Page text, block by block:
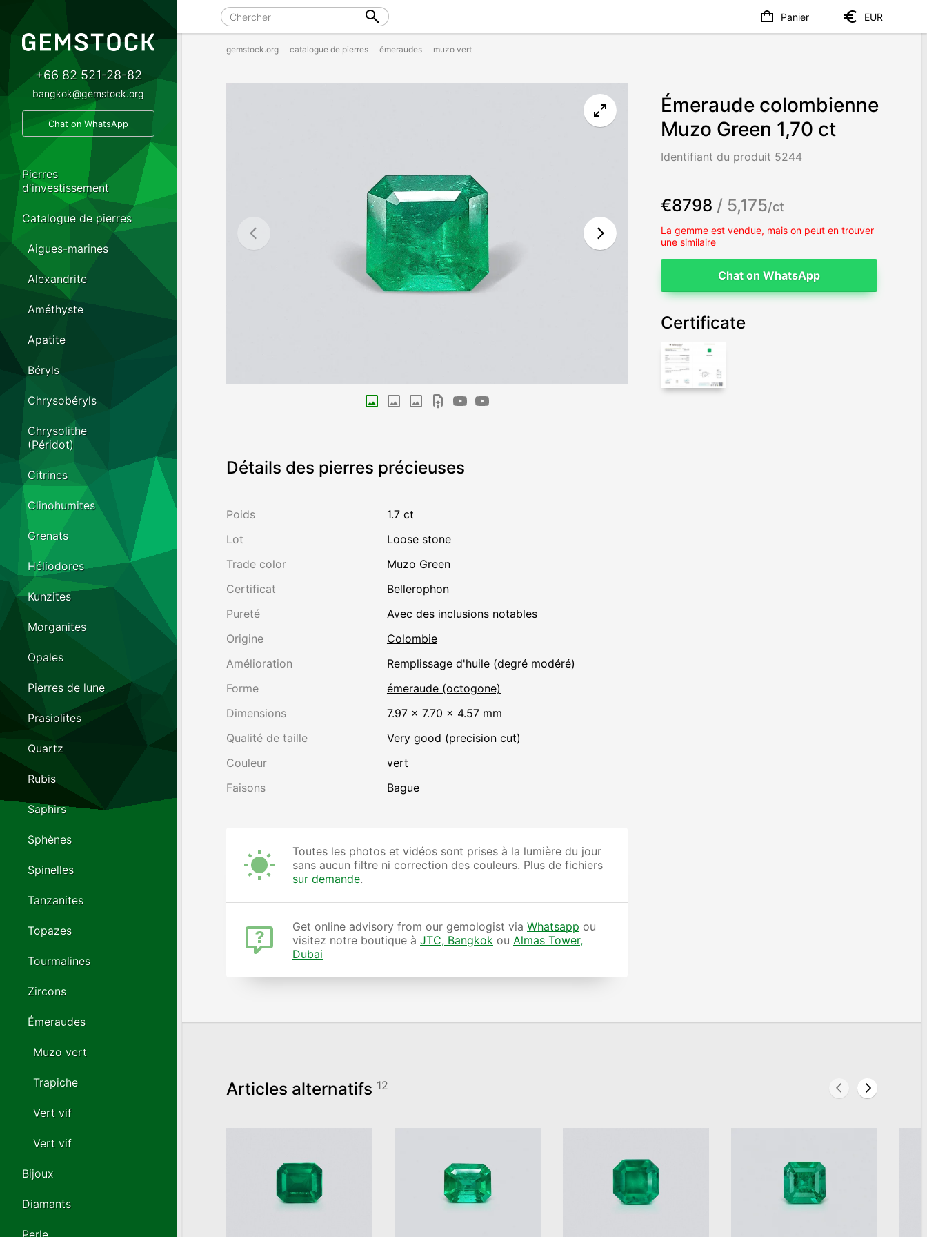
gemstock.org catalogue de pierres émeraudes muzo vert
Émeraude colombienne
Muzo Green 1,70 ct
Identifiant du produit 5244
€8798 / 5,175/ct
La gemme est vendue, mais on peut en trouver
une similaire
Chat on WhatsApp
Certificate
Détails des pierres précieuses
Poids
1.7 ct
Lot
Loose stone
Trade color
Muzo Green
Certificat
Bellerophon
Pureté
avec des inclusions notables
Origine
Colombie
Amélioration
remplissage d'huile (degré modéré)
Forme
émeraude (octogone)
Dimensions
7.97 × 7.70 × 4.57 mm
Qualité de taille
Very good (precision cut)
Couleur
vert
Faisons
Bague
Toutes les photos et vidéos sont prises à la lumière du jour
sans aucun filtre ni correction des couleurs. Plus de fichiers
sur demande.
Get online advisory from our gemologist via Whatsapp ou
visitez notre boutique à JTC, Bangkok ou Almas Tower,
Dubai
Articles alternatifs 12
+66 82 521-28-82
bangkok@gemstock.org
Chat on WhatsApp
Pierres
d'investissement
Catalogue de pierres
Aigues-marines
Alexandrite
Améthyste
Apatite
Béryls
Chrysobéryls
Chrysolithe
(Péridot)
Citrines
Clinohumites
Grenats
Héliodores
Kunzites
Morganites
Opales
Pierres de lune
Prasiolites
Quartz
Rubis
Saphirs
Sphènes
Spinelles
Tanzanites
Topazes
Tourmalines
Zircons
Émeraudes
Muzo vert
Trapiche
Vert vif
Vert vif
Bijoux
Diamants
Panier EUR